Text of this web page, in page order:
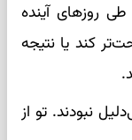
روزهای آینده
کند یا نتیجه
نبودند. تو از